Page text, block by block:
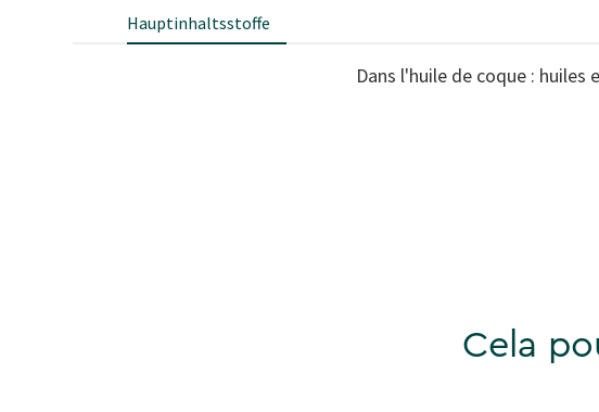
Hauptinhaltsstoffe
Dans l'huile de coque :
Cela